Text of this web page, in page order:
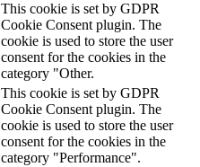
This cookie is set by GDPR
Cookie Consent plugin. The
cookie is used to store the user
consent for the cookies in the
category "Other.
This cookie is set by GDPR
Cookie Consent plugin. The
cookie is used to store the user
consent for the cookies in the
category "Performance".